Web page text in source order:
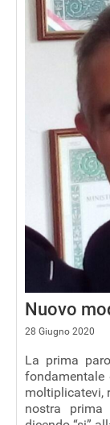
Nuovo
28 Giugno 2020
La prima
fondamentale
moltiplicatevi,
nostra prima